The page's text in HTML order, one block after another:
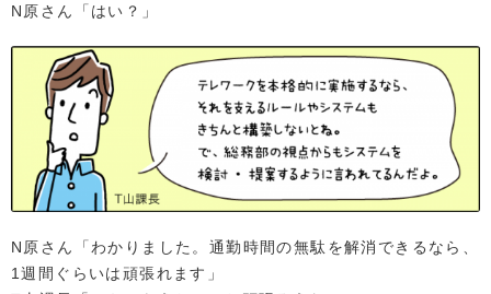
N原さん「はい？」
N原さん「わかりました。通勤時間の無駄を解消できるなら、
1週間ぐらいは頑張れます」